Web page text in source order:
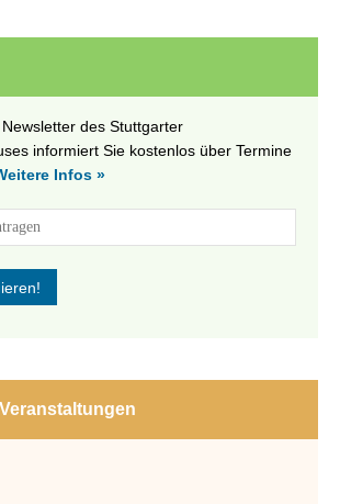
des Stuttgarter
informiert Sie kostenlos über Termine
Infos »